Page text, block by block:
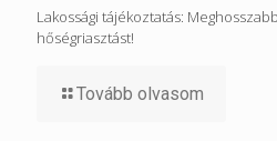
Lakossági tájékoztatás:
hőségriasztást!
Tovább olvasom